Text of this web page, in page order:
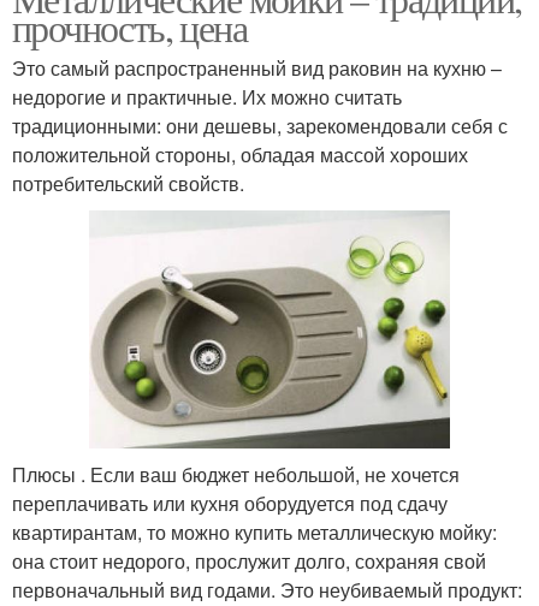
прочность, цена
Это самый распространенный вид раковин на кухню –
недорогие и практичные. Их можно считать
традиционными: они дешевы, зарекомендовали себя с
положительной стороны, обладая массой хороших
потребительский свойств.
Плюсы . Если ваш бюджет небольшой, не хочется
переплачивать или кухня оборудуется под сдачу
квартирантам, то можно купить металлическую мойку:
она стоит недорого, прослужит долго, сохраняя свой
первоначальный вид годами. Это неубиваемый продукт: